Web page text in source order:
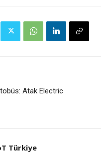
Atak Electric
Türkiye